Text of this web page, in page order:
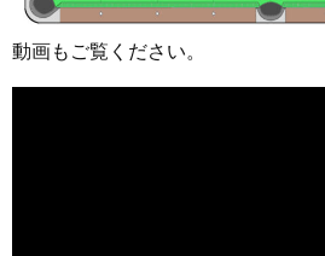
動画もご覧ください。